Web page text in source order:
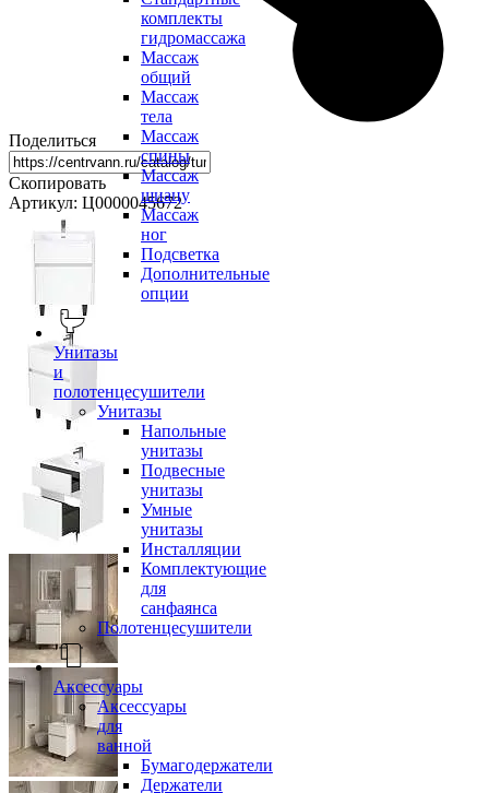
комплекты
гидромассажа
Массаж
общий
Массаж
тела
Массаж
спины
Массаж
шиацу
Массаж
ног
Подсветка
Дополнительные
опции
Унитазы
и
полотенцесушители
Унитазы
Напольные
унитазы
Подвесные
унитазы
Умные
унитазы
Инсталляции
Комплектующие
для
санфаянса
Полотенцесушители
Аксессуары
Аксессуары
для
ванной
Бумагодержатели
Держатели
Поделиться
Скопировать
Артикул: Ц0000045672